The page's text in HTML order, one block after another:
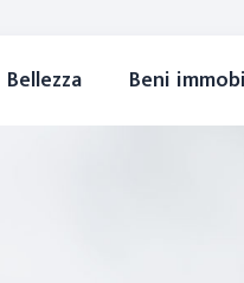
Bellezza Beni